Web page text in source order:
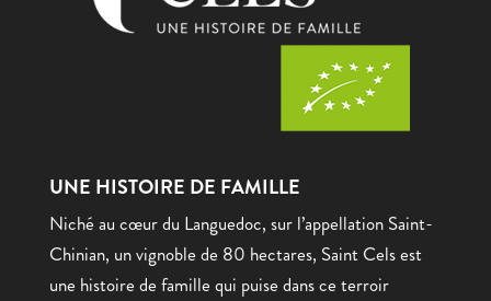
UNE HISTOIRE DE FAMILLE
Niché au cœur du Languedoc, sur l’appellation Saint-
Chinian, un vignoble de 80 hectares, Saint Cels est
une histoire de famille qui puise dans ce terroir